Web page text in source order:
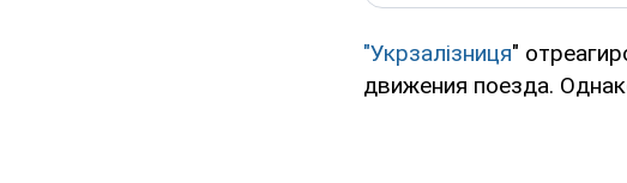
"Укрзалізниця"
движения поезда.